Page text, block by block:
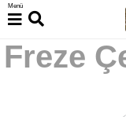
Menü
Freze